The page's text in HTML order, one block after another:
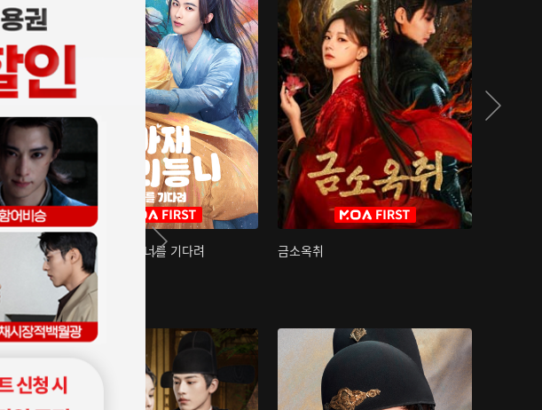
아재저리등니 : 너를 기다려 금소옥취